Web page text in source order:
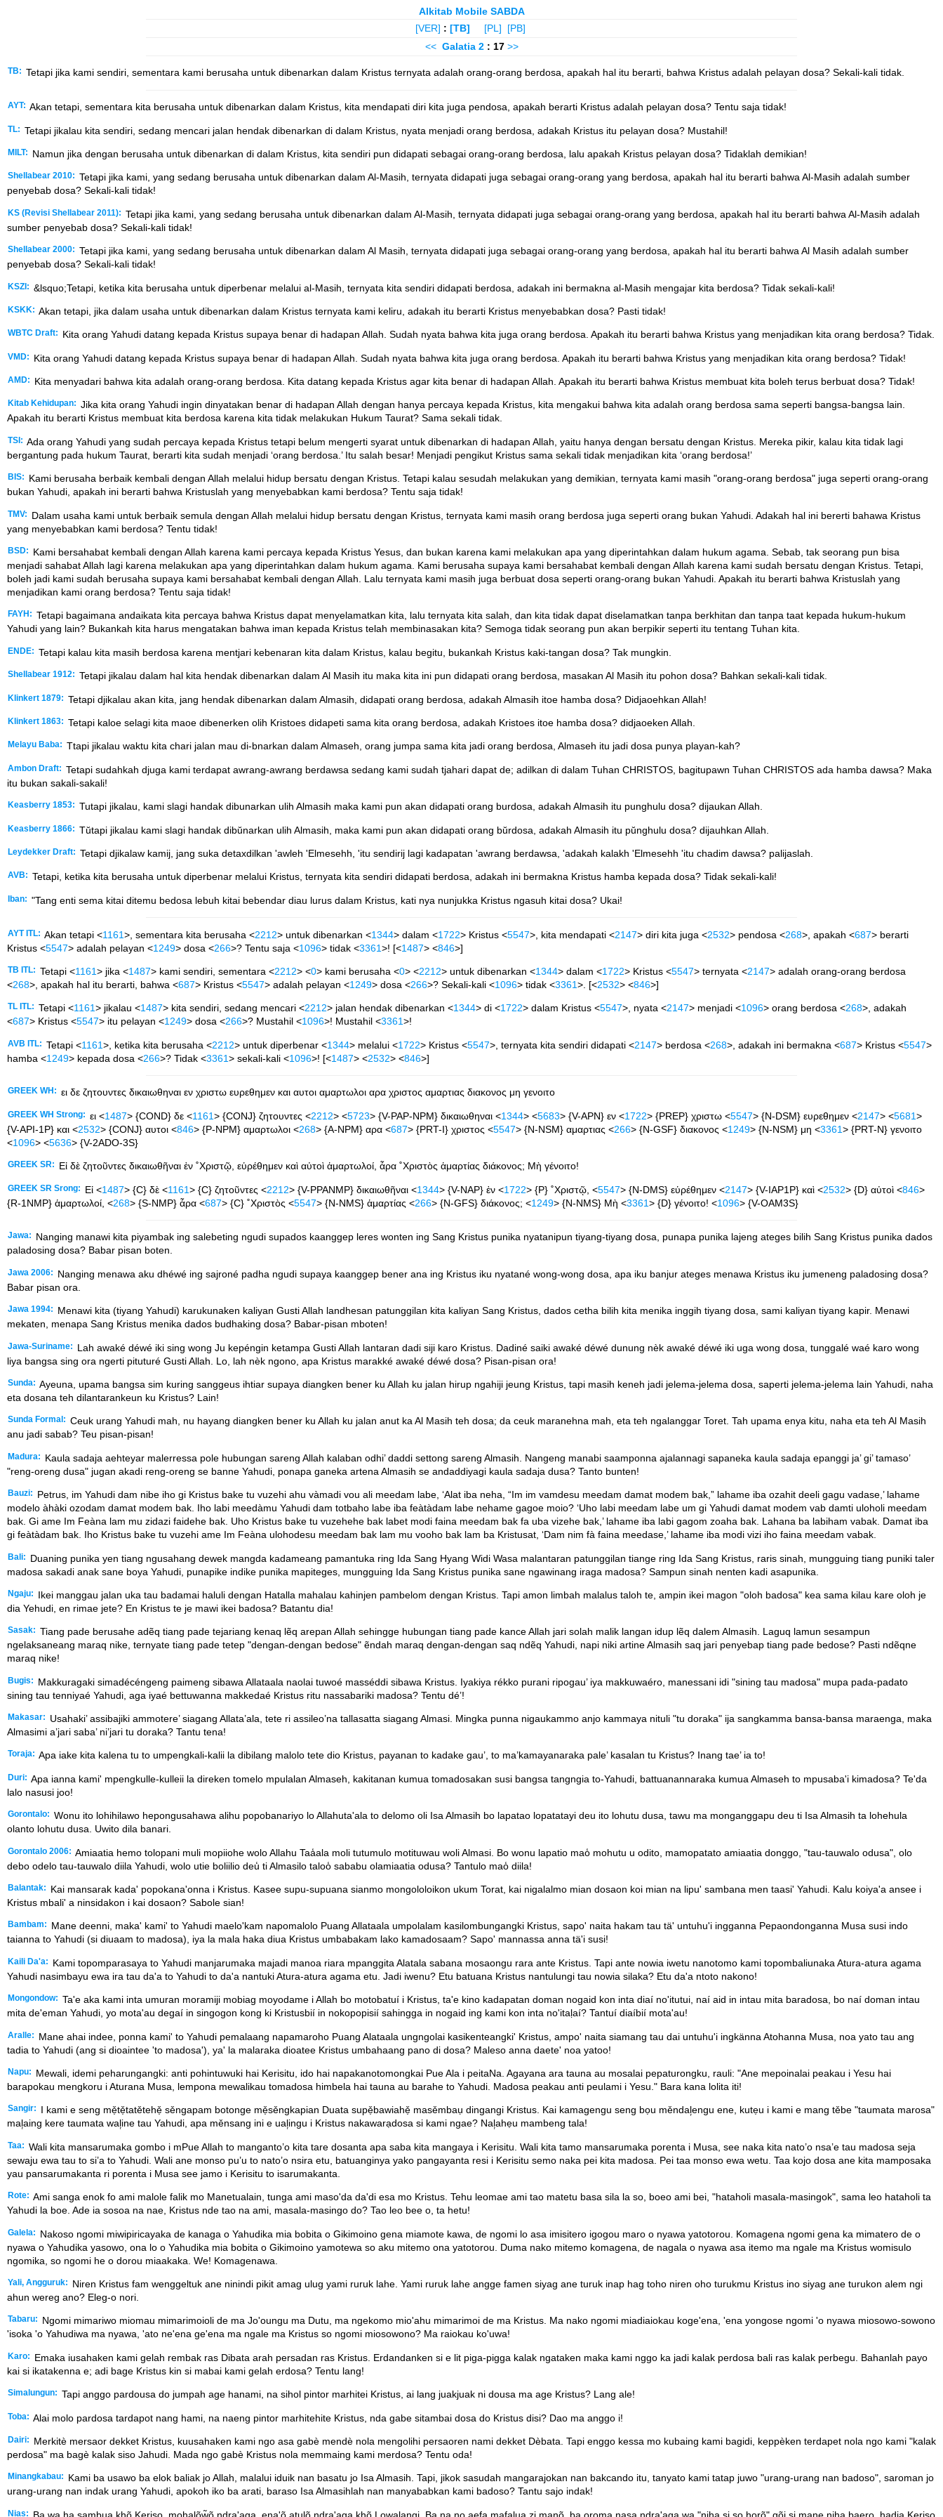
Alkitab Mobile SABDA
[VER] : [TB] [PL]
[PB]
<< Galatia 2 : 17 >>
TB: Tetapi jika kami sendiri, sementara kami berusaha untuk dibenarkan dalam Kristus ternyata adalah orang-orang berdosa, apakah hal itu berarti, bahwa Kristus adalah pelayan dosa? Sekali-kali tidak.
AYT: Akan tetapi, sementara kita berusaha untuk dibenarkan dalam Kristus, kita mendapati diri kita juga pendosa, apakah berarti Kristus adalah pelayan dosa? Tentu saja tidak!
TL: Tetapi jikalau kita sendiri, sedang mencari jalan hendak dibenarkan di dalam Kristus, nyata menjadi orang berdosa, adakah Kristus itu pelayan dosa? Mustahil!
MILT: Namun jika dengan berusaha untuk dibenarkan di dalam Kristus, kita sendiri pun didapati sebagai orang-orang berdosa, lalu apakah Kristus pelayan dosa? Tidaklah demikian!
Shellabear 2010: Tetapi jika kami, yang sedang berusaha untuk dibenarkan dalam Al-Masih, ternyata didapati juga sebagai orang-orang yang berdosa, apakah hal itu berarti bahwa Al-Masih adalah sumber
penyebab dosa? Sekali-kali tidak!
KS (Revisi Shellabear 2011): Tetapi jika kami, yang sedang berusaha untuk dibenarkan dalam Al-Masih, ternyata didapati juga sebagai orang-orang yang berdosa, apakah hal itu berarti bahwa Al-Masih adalah
sumber penyebab dosa? Sekali-kali tidak!
Shellabear 2000: Tetapi jika kami, yang sedang berusaha untuk dibenarkan dalam Al Masih, ternyata didapati juga sebagai orang-orang yang berdosa, apakah hal itu berarti bahwa Al Masih adalah sumber
penyebab dosa? Sekali-kali tidak!
KSZI: &lsquo;Tetapi, ketika kita berusaha untuk diperbenar melalui al-Masih, ternyata kita sendiri didapati berdosa, adakah ini bermakna al-Masih mengajar kita berdosa? Tidak sekali-kali!
KSKK: Akan tetapi, jika dalam usaha untuk dibenarkan dalam Kristus ternyata kami keliru, adakah itu berarti Kristus menyebabkan dosa? Pasti tidak!
WBTC Draft: Kita orang Yahudi datang kepada Kristus supaya benar di hadapan Allah. Sudah nyata bahwa kita juga orang berdosa. Apakah itu berarti bahwa Kristus yang menjadikan kita orang berdosa? Tidak.
VMD: Kita orang Yahudi datang kepada Kristus supaya benar di hadapan Allah. Sudah nyata bahwa kita juga orang berdosa. Apakah itu berarti bahwa Kristus yang menjadikan kita orang berdosa? Tidak!
AMD: Kita menyadari bahwa kita adalah orang-orang berdosa. Kita datang kepada Kristus agar kita benar di hadapan Allah. Apakah itu berarti bahwa Kristus membuat kita boleh terus berbuat dosa? Tidak!
Kitab Kehidupan: Jika kita orang Yahudi ingin dinyatakan benar di hadapan Allah dengan hanya percaya kepada Kristus, kita mengakui bahwa kita adalah orang berdosa sama seperti bangsa-bangsa lain.
Apakah itu berarti Kristus membuat kita berdosa karena kita tidak melakukan Hukum Taurat? Sama sekali tidak.
TSI: Ada orang Yahudi yang sudah percaya kepada Kristus tetapi belum mengerti syarat untuk dibenarkan di hadapan Allah, yaitu hanya dengan bersatu dengan Kristus. Mereka pikir, kalau kita tidak lagi
bergantung pada hukum Taurat, berarti kita sudah menjadi ‘orang berdosa.’ Itu salah besar! Menjadi pengikut Kristus sama sekali tidak menjadikan kita ‘orang berdosa!’
BIS:
Kami berusaha berbaik kembali dengan Allah melalui hidup bersatu dengan Kristus. Tetapi kalau sesudah melakukan yang demikian, ternyata kami masih "orang-orang berdosa" juga seperti orang-orang
bukan Yahudi, apakah ini berarti bahwa Kristuslah yang menyebabkan kami berdosa? Tentu saja tidak!
TMV:
Dalam usaha kami untuk berbaik semula dengan Allah melalui hidup bersatu dengan Kristus, ternyata kami masih orang berdosa juga seperti orang bukan Yahudi. Adakah hal ini bererti bahawa Kristus
yang menyebabkan kami berdosa? Tentu tidak!
BSD:
Kami bersahabat kembali dengan Allah karena kami percaya kepada Kristus Yesus, dan bukan karena kami melakukan apa yang diperintahkan dalam hukum agama. Sebab, tak seorang pun bisa
menjadi sahabat Allah lagi karena melakukan apa yang diperintahkan dalam hukum agama. Kami berusaha supaya kami bersahabat kembali dengan Allah karena kami sudah bersatu dengan Kristus. Tetapi,
boleh jadi kami sudah berusaha supaya kami bersahabat kembali dengan Allah. Lalu ternyata kami masih juga berbuat dosa seperti orang-orang bukan Yahudi. Apakah itu berarti bahwa Kristuslah yang
menjadikan kami orang berdosa? Tentu saja tidak!
FAYH: Tetapi bagaimana andaikata kita percaya bahwa Kristus dapat menyelamatkan kita, lalu ternyata kita salah, dan kita tidak dapat diselamatkan tanpa berkhitan dan tanpa taat kepada hukum-hukum
Yahudi yang lain? Bukankah kita harus mengatakan bahwa iman kepada Kristus telah membinasakan kita? Semoga tidak seorang pun akan berpikir seperti itu tentang Tuhan kita.
ENDE: Tetapi kalau kita masih berdosa karena mentjari kebenaran kita dalam Kristus, kalau begitu, bukankah Kristus kaki-tangan dosa? Tak mungkin.
Shellabear 1912: Tetapi jikalau dalam hal kita hendak dibenarkan dalam Al Masih itu maka kita ini pun didapati orang berdosa, masakan Al Masih itu pohon dosa? Bahkan sekali-kali tidak.
Klinkert 1879: Tetapi djikalau akan kita, jang hendak dibenarkan dalam Almasih, didapati orang berdosa, adakah Almasih itoe hamba dosa? Didjaoehkan Allah!
Klinkert 1863: Tetapi kaloe selagi kita maoe dibenerken olih Kristoes didapeti sama kita orang berdosa, adakah Kristoes itoe hamba dosa? didjaoeken Allah.
Melayu Baba: Ttapi jikalau waktu kita chari jalan mau di-bnarkan dalam Almaseh, orang jumpa sama kita jadi orang berdosa, Almaseh itu jadi dosa punya playan-kah?
Ambon Draft: Tetapi sudahkah djuga kami terdapat awrang-awrang berdawsa sedang kami sudah tjahari dapat de; adilkan di dalam Tuhan CHRISTOS, bagitupawn Tuhan CHRISTOS ada hamba dawsa? Maka
itu bukan sakali-sakali!
Keasberry 1853: Tutapi jikalau, kami slagi handak dibunarkan ulih Almasih maka kami pun akan didapati orang burdosa, adakah Almasih itu punghulu dosa? dijaukan Allah.
Keasberry 1866: Tŭtapi jikalau kami slagi handak dibŭnarkan ulih Almasih, maka kami pun akan didapati orang bŭrdosa, adakah Almasih itu pŭnghulu dosa? dijauhkan Allah.
Leydekker Draft: Tetapi djikalaw kamij, jang suka detaxdilkan 'awleh 'Elmesehh, 'itu sendirij lagi kadapatan 'awrang berdawsa, 'adakah kalakh 'Elmesehh 'itu chadim dawsa? palijaslah.
AVB: Tetapi, ketika kita berusaha untuk diperbenar melalui Kristus, ternyata kita sendiri didapati berdosa, adakah ini bermakna Kristus hamba kepada dosa? Tidak sekali-kali!
Iban: "Tang enti sema kitai ditemu bedosa lebuh kitai bebendar diau lurus dalam Kristus, kati nya nunjukka Kristus ngasuh kitai dosa? Ukai!
AYT ITL: Akan tetapi <1161>, sementara kita berusaha <2212> untuk dibenarkan <1344> dalam <1722> Kristus <5547>, kita mendapati <2147> diri kita juga <2532> pendosa <268>, apakah <687> berarti
Kristus <5547> adalah pelayan <1249> dosa <266>? Tentu saja <1096> tidak <3361>! [<1487> <846>]
TB ITL: Tetapi <1161> jika <1487> kami sendiri, sementara <2212> <0> kami berusaha <0> <2212> untuk dibenarkan <1344> dalam <1722> Kristus <5547> ternyata <2147> adalah orang-orang berdosa
<268>, apakah hal itu berarti, bahwa <687> Kristus <5547> adalah pelayan <1249> dosa <266>? Sekali-kali <1096> tidak <3361>. [<2532> <846>]
TL ITL: Tetapi <1161> jikalau <1487> kita sendiri, sedang mencari <2212> jalan hendak dibenarkan <1344> di <1722> dalam Kristus <5547>, nyata <2147> menjadi <1096> orang berdosa <268>, adakah
<687> Kristus <5547> itu pelayan <1249> dosa <266>? Mustahil <1096>! Mustahil <3361>!
AVB ITL: Tetapi <1161>, ketika kita berusaha <2212> untuk diperbenar <1344> melalui <1722> Kristus <5547>, ternyata kita sendiri didapati <2147> berdosa <268>, adakah ini bermakna <687> Kristus <5547>
hamba <1249> kepada dosa <266>? Tidak <3361> sekali-kali <1096>! [<1487> <2532> <846>]
GREEK WH: ει δε ζητουντες δικαιωθηναι εν χριστω ευρεθημεν και αυτοι αμαρτωλοι αρα χριστος αμαρτιας διακονος μη γενοιτο
GREEK WH Strong: ει <1487> {COND} δε <1161> {CONJ} ζητουντες <2212> <5723> {V-PAP-NPM} δικαιωθηναι <1344> <5683> {V-APN} εν <1722> {PREP} χριστω <5547> {N-DSM} ευρεθημεν <2147> <5681>
{V-API-1P} και <2532> {CONJ} αυτοι <846> {P-NPM} αμαρτωλοι <268> {A-NPM} αρα <687> {PRT-I} χριστος <5547> {N-NSM} αμαρτιας <266> {N-GSF} διακονος <1249> {N-NSM} μη <3361> {PRT-N} γενοιτο
<1096> <5636> {V-2ADO-3S}
GREEK SR: Εἰ δὲ ζητοῦντες δικαιωθῆναι ἐν ˚Χριστῷ, εὑρέθημεν καὶ αὐτοὶ ἁμαρτωλοί, ἆρα ˚Χριστὸς ἁμαρτίας διάκονος; Μὴ γένοιτο!
GREEK SR Srong: Εἰ <1487> {C} δὲ <1161> {C} ζητοῦντες <2212> {V-PPANMP} δικαιωθῆναι <1344> {V-NAP} ἐν <1722> {P} ˚Χριστῷ, <5547> {N-DMS} εὑρέθημεν <2147> {V-IAP1P} καὶ <2532> {D} αὐτοὶ <846>
{R-1NMP} ἁμαρτωλοί, <268> {S-NMP} ἆρα <687> {C} ˚Χριστὸς <5547> {N-NMS} ἁμαρτίας <266> {N-GFS} διάκονος; <1249> {N-NMS} Μὴ <3361> {D} γένοιτο! <1096> {V-OAM3S}
Jawa:
Nanging manawi kita piyambak ing salebeting ngudi supados kaanggep leres wonten ing Sang Kristus punika nyatanipun tiyang-tiyang dosa, punapa punika lajeng ateges bilih Sang Kristus punika dados
paladosing dosa? Babar pisan boten.
Jawa 2006:
Nanging menawa aku dhéwé ing sajroné padha ngudi supaya kaanggep bener ana ing Kristus iku nyatané wong-wong dosa, apa iku banjur ateges menawa Kristus iku jumeneng paladosing dosa?
Babar pisan ora.
Jawa 1994:
Menawi kita (tiyang Yahudi) karukunaken kaliyan Gusti Allah landhesan patunggilan kita kaliyan Sang Kristus, dados cetha bilih kita menika inggih tiyang dosa, sami kaliyan tiyang kapir. Menawi
mekaten, menapa Sang Kristus menika dados budhaking dosa? Babar-pisan mboten!
Jawa-Suriname:
Lah awaké déwé iki sing wong Ju kepéngin ketampa Gusti Allah lantaran dadi siji karo Kristus. Dadiné saiki awaké déwé dunung nèk awaké déwé iki uga wong dosa, tunggalé waé karo wong
liya bangsa sing ora ngerti pituturé Gusti Allah. Lo, lah nèk ngono, apa Kristus marakké awaké déwé dosa? Pisan-pisan ora!
Sunda: Ayeuna, upama bangsa sim kuring sanggeus ihtiar supaya diangken bener ku Allah ku jalan hirup ngahiji jeung Kristus, tapi masih keneh jadi jelema-jelema dosa, saperti jelema-jelema lain Yahudi, naha
eta dosana teh dilantarankeun ku Kristus? Lain!
Sunda Formal: Ceuk urang Yahudi mah, nu hayang diangken bener ku Allah ku jalan anut ka Al Masih teh dosa; da ceuk maranehna mah, eta teh ngalanggar Toret. Tah upama enya kitu, naha eta teh Al Masih
anu jadi sabab? Teu pisan-pisan!
Madura:
Kaula sadaja aehteyar malerressa pole hubungan sareng Allah kalaban odhi’ daddi settong sareng Almasih. Nangeng manabi saamponna ajalannagi sapaneka kaula sadaja epanggi ja’ gi’ tamaso’
"reng-oreng dusa" jugan akadi reng-oreng se banne Yahudi, ponapa ganeka artena Almasih se andaddiyagi kaula sadaja dusa? Tanto bunten!
Bauzi:
Petrus, im Yahudi dam nibe iho gi Kristus bake tu vuzehi ahu vàmadi vou ali meedam labe, ‘Alat iba neha, “Im im vamdesu meedam damat modem bak,” lahame iba ozahit deeli gagu vadase,’ lahame
modelo àhàki ozodam damat modem bak. Iho labi meedàmu Yahudi dam totbaho labe iba feàtàdam labe nehame gagoe moio? ‘Uho labi meedam labe um gi Yahudi damat modem vab damti uloholi meedam
bak. Gi ame Im Feàna lam mu zidazi faidehe bak. Uho Kristus bake tu vuzehehe bak labet modi faina meedam bak fa uba vizehe bak,’ lahame iba labi gagom zoaha bak. Lahana ba labiham vabak. Damat iba
gi feàtàdam bak. Iho Kristus bake tu vuzehi ame Im Feàna ulohodesu meedam bak lam mu vooho bak lam ba Kristusat, ‘Dam nim fà faina meedase,’ lahame iba modi vizi iho faina meedam vabak.
Bali:
Duaning punika yen tiang ngusahang dewek mangda kadameang pamantuka ring Ida Sang Hyang Widi Wasa malantaran patunggilan tiange ring Ida Sang Kristus, raris sinah, mungguing tiang puniki taler
madosa sakadi anak sane boya Yahudi, punapike indike punika mapiteges, mungguing Ida Sang Kristus punika sane ngawinang iraga madosa? Sampun sinah nenten kadi asapunika.
Ngaju:
Ikei manggau jalan uka tau badamai haluli dengan Hatalla mahalau kahinjen pambelom dengan Kristus. Tapi amon limbah malalus taloh te, ampin ikei magon "oloh badosa" kea sama kilau kare oloh je
dia Yehudi, en rimae jete? En Kristus te je mawi ikei badosa? Batantu dia!
Sasak: Tiang pade berusahe adẽq tiang pade tejariang kenaq lẽq arepan Allah sehingge hubungan tiang pade kance Allah jari solah malik langan idup lẽq dalem Almasih. Laguq lamun sesampun
ngelaksaneang maraq nike, ternyate tiang pade tetep "dengan-dengan bedose" ẽndah maraq dengan-dengan saq ndẽq Yahudi, napi niki artine Almasih saq jari penyebap tiang pade bedose? Pasti ndẽqne
maraq nike!
Bugis:
Makkuragaki simadécéngeng paimeng sibawa Allataala naolai tuwoé masséddi sibawa Kristus. Iyakiya rékko purani ripogau’ iya makkuwaéro, manessani idi "sining tau madosa" mupa pada-padato
sining tau tenniyaé Yahudi, aga iyaé bettuwanna makkedaé Kristus ritu nassabariki madosa? Tentu dé’!
Makasar:
Usahaki’ assibajiki ammotere’ siagang Allata’ala, tete ri assileo’na tallasatta siagang Almasi. Mingka punna nigaukammo anjo kammaya nituli "tu doraka" ija sangkamma bansa-bansa maraenga, maka
Almasimi a’jari saba’ ni’jari tu doraka? Tantu tena!
Toraja: Apa iake kita kalena tu to umpengkali-kalii la dibilang malolo tete dio Kristus, payanan to kadake gau’, to ma’kamayanaraka pale’ kasalan tu Kristus? Inang tae’ ia to!
Duri: Apa ianna kami' mpengkulle-kulleii la direken tomelo mpulalan Almaseh, kakitanan kumua tomadosakan susi bangsa tangngia to-Yahudi, battuanannaraka kumua Almaseh to mpusaba'i kimadosa? Te'da
lalo nasusi joo!
Gorontalo: Wonu ito lohihilawo hepongusahawa alihu popobanariyo lo Allahuta'ala to delomo oli Isa Almasih bo lapatao lopatatayi deu ito lohutu dusa, tawu ma monganggapu deu ti Isa Almasih ta lohehula
olanto lohutu dusa. Uwito dila banari.
Gorontalo 2006: Amiaatia hemo tolopani muli mopiiohe wolo Allahu Taa̒ala moli tutumulo motituwau woli Almasi. Bo wonu lapatio mao̒ mohutu u odito, mamopatato amiaatia donggo, "tau-tauwalo odusa", olo
debo odelo tau-tauwalo diila Yahudi, wolo utie boliilio deu̒ ti Almasilo taloo̒ sababu olamiaatia odusa? Tantulo mao̒ diila!
Balantak:
Kai mansarak kada' popokana'onna i Kristus. Kasee supu-supuana sianmo mongololoikon ukum Torat, kai nigalalmo mian dosaon koi mian na lipu' sambana men taasi' Yahudi. Kalu koiya'a ansee i
Kristus mbali' a ninsidakon i kai dosaon? Sabole sian!
Bambam:
Mane deenni, maka' kami' to Yahudi maelo'kam napomalolo Puang Allataala umpolalam kasilombungangki Kristus, sapo' naita hakam tau tä' untuhu'i ingganna Pepaondonganna Musa susi indo
taianna to Yahudi (si diuaam to madosa), iya la mala haka diua Kristus umbabakam lako kamadosaam? Sapo' mannassa anna tä'i susi!
Kaili Da'a:
Kami topomparasaya to Yahudi manjarumaka majadi manoa riara mpanggita Alatala sabana mosaongu rara ante Kristus. Tapi ante nowia iwetu nanotomo kami topombaliunaka Atura-atura agama
Yahudi nasimbayu ewa ira tau da'a to Yahudi to da'a nantuki Atura-atura agama etu. Jadi iwenu? Etu batuana Kristus nantulungi tau nowia silaka? Etu da'a ntoto nakono!
Mongondow: Ta'e aka kami inta umuran moramiji mobiag moyodame i Allah bo motobatuí i Kristus, ta'e kino kadapatan doman nogaid kon inta diaí no'itutui, naí aid in intau mita baradosa, bo naí doman intau
mita de'eman Yahudi, yo mota'au degaí in singogon kong ki Kristusbií in nokopopisií sahingga in nogaid ing kami kon inta no'itaḷaí? Tantuí diaíbií mota'au!
Aralle:
Mane ahai indee, ponna kami' to Yahudi pemalaang napamaroho Puang Alataala ungngolai kasikenteangki' Kristus, ampo' naita siamang tau dai untuhu'i ingkänna Atohanna Musa, noa yato tau ang
tadia to Yahudi (ang si dioaintee 'to madosa'), ya' la malaraka dioatee Kristus umbahaang pano di dosa? Maleso anna daete' noa yatoo!
Napu:
Mewali, idemi peharungangki: anti pohintuwuki hai Kerisitu, ido hai napakanotomongkai Pue Ala i peitaNa. Agayana ara tauna au mosalai pepaturongku, rauli: "Ane mepoinalai peakau i Yesu hai
barapokau mengkoru i Aturana Musa, lempona mewalikau tomadosa himbela hai tauna au barahe to Yahudi. Madosa peakau anti peulami i Yesu." Bara kana lolita iti!
Sangir:
I kami e seng mẹ̌tẹ̌tatětehẹ̌ sěngapam botonge mẹ̌sěngkapian Duata supẹ̌bawiahẹ̌ masěmbaụ dingangi Kristus. Kai kamagengu seng bọu měndal᷊engu ene, kutẹu i kami e mang těbe "taumata marosa"
mal᷊aing kere taumata wal᷊ine tau Yahudi, apa měnsang ini e ual᷊ingu i Kristus nakawarạdosa si kami ngae? Nal᷊ahẹu mambeng tala!
Taa: Wali kita mansarumaka gombo i mPue Allah to manganto’o kita tare dosanta apa saba kita mangaya i Kerisitu. Wali kita tamo mansarumaka porenta i Musa, see naka kita nato’o nsa’e tau madosa seja
sewaju ewa tau to si’a to Yahudi. Wali ane monso pu’u to nato’o nsira etu, batuanginya yako pangayanta resi i Kerisitu semo naka pei kita madosa. Pei taa monso ewa wetu. Taa kojo dosa ane kita mamposaka
yau pansarumakanta ri porenta i Musa see jamo i Kerisitu to isarumakanta.
Rote: Ami sanga enok fo ami malole falik mo Manetualain, tunga ami maso'da da'di esa mo Kristus. Tehu leomae ami tao matetu basa sila la so, boeo ami bei, "hataholi masala-masingok", sama leo hataholi ta
Yahudi la boe. Ade ia sosoa na nae, Kristus nde tao na ami, masala-masingo do? Tao leo bee o, ta hetu!
Galela:
Nakoso ngomi miwipiricayaka de kanaga o Yahudika mia bobita o Gikimoino gena miamote kawa, de ngomi lo asa imisitero igogou maro o nyawa yatotorou. Komagena ngomi gena ka mimatero de o
nyawa o Yahudika yasowo, ona lo o Yahudika mia bobita o Gikimoino yamotewa so aku mitemo ona yatotorou. Duma nako mitemo komagena, de nagala o nyawa asa itemo ma ngale ma Kristus womisulo
ngomika, so ngomi he o dorou miaakaka. We! Komagenawa.
Yali, Angguruk:
Niren Kristus fam wenggeltuk ane ninindi pikit amag ulug yami ruruk lahe. Yami ruruk lahe angge famen siyag ane turuk inap hag toho niren oho turukmu Kristus ino siyag ane turukon alem ngi
ahun wereg ano? Eleg-o nori.
Tabaru:
Ngomi mimariwo miomau mimarimoioli de ma Jo'oungu ma Dutu, ma ngekomo mio'ahu mimarimoi de ma Kristus. Ma nako ngomi miadiaiokau koge'ena, 'ena yongose ngomi 'o nyawa miosowo-sowono
'isoka 'o Yahudiwa ma nyawa, 'ato ne'ena ge'ena ma ngale ma Kristus so ngomi miosowono? Ma raiokau ko'uwa!
Karo:
Emaka iusahaken kami gelah rembak ras Dibata arah persadan ras Kristus. Erdandanken si e lit piga-pigga kalak ngataken maka kami nggo ka jadi kalak perdosa bali ras kalak perbegu. Bahanlah payo
kai si ikatakenna e; adi bage Kristus kin si mabai kami gelah erdosa? Tentu lang!
Simalungun: Tapi anggo pardousa do jumpah age hanami, na sihol pintor marhitei Kristus, ai lang juakjuak ni dousa ma age Kristus? Lang ale!
Toba: Alai molo pardosa tardapot nang hami, na naeng pintor marhitehite Kristus, nda gabe sitambai dosa do Kristus disi? Dao ma anggo i!
Dairi:
Merkitè mersaor dekket Kristus, kuusahaken kami ngo asa gabè mendè nola mengolihi persaoren nami dekket Dèbata. Tapi enggo kessa mo kubaing kami bagidi, keppèken terdapet nola ngo kami "kalak
perdosa" ma bagè kalak siso Jahudi. Mada ngo gabè Kristus nola memmaing kami merdosa? Tentu oda!
Minangkabau:
Kami ba usawo ba elok baliak jo Allah, malalui iduik nan basatu jo Isa Almasih. Tapi, jikok sasudah mangarajokan nan bakcando itu, tanyato kami tatap juwo "urang-urang nan badoso", saroman jo
urang-urang nan indak urang Yahudi, apokoh iko ba arati, baraso Isa Almasihlah nan manyababkan kami badoso? Tantu sajo indak!
Nias: Ba wa ha sambua khõ Keriso, mohalõw̃õ ndra'aga, ena'õ atulõ ndra'aga khõ Lowalangi. Ba na no aefa mafalua zi manõ, ba oroma nasa ndra'aga wa "niha si so horõ" gõi si mane niha baero, hadia Keriso